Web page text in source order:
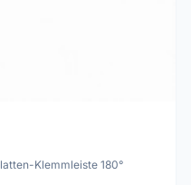
Klemmleiste 180°